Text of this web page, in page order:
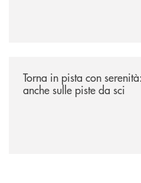
Torna in pista con
anche sulle piste da sci